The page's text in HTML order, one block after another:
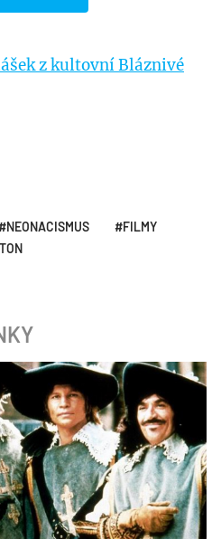
z kultovní Bláznivé
NEONACISMUS
FILMY